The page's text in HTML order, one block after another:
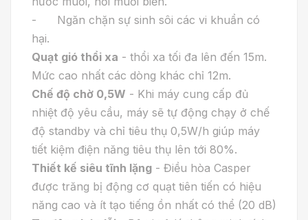
- Ngăn chặn sự sinh sôi các vi khuẩn có
hại.
Quạt gió thổi xa - thổi xa tối đa lên đến 15m.
Mức cao nhất các dòng khác chỉ 12m.
Chế độ chờ 0,5W - Khi máy cung cấp đủ
nhiệt độ yêu cầu, máy sẽ tự động chạy ở chế
độ standby và chỉ tiêu thụ 0,5W/h giúp máy
tiết kiệm điện năng tiêu thụ lên tới 80%.
Thiết kế siêu tĩnh lặng - Điều hòa Casper
được trăng bị động cơ quạt tiên tiến có hiệu
năng cao và ít tạo tiếng ồn nhất có thể (20 dB)